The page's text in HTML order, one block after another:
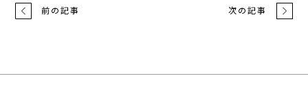
前の記事 次の記事